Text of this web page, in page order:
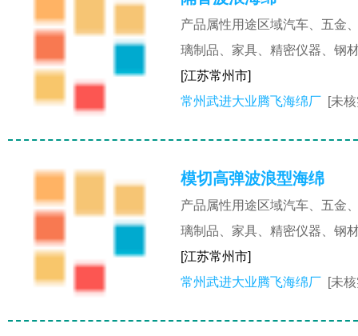
产品属性用途区域汽车、五金
璃制品、家具、精密仪器、钢
[江苏常州市]
常州武进大业腾飞海绵厂 [未
模切高弹波浪型海绵
产品属性用途区域汽车、五金
璃制品、家具、精密仪器、钢
[江苏常州市]
常州武进大业腾飞海绵厂 [未